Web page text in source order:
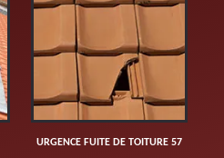
URGENCE FUITE DE TOITURE 57